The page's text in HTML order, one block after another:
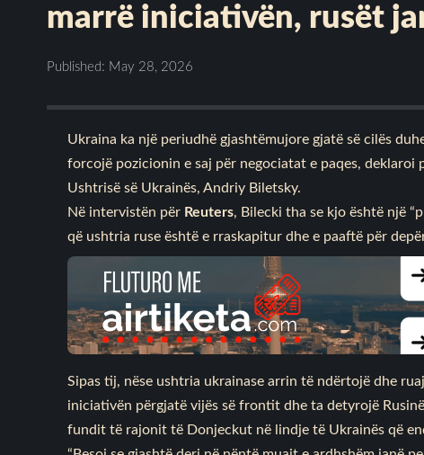
marrë iniciativën, rusët
Published: May 28, 2026
Ukraina ka një periudhë gjashtëmujore gjatë së cilës
forcojë pozicionin e saj për negociatat e paqes,
Ushtrisë së Ukrainës, Andriy Biletsky.
Në intervistën për Reuters, Bilecki tha se kjo është një
që ushtria ruse është e rraskapitur dhe e paaftë për
Sipas tij, nëse ushtria ukrainase arrin të ndërtojë dhe
iniciativën përgjatë vijës së frontit dhe ta detyrojë
fundit të rajonit të Donjeckut në lindje të Ukrainës që